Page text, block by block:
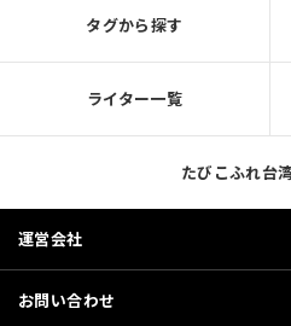
タグから探す
ライター一覧
たびこふれ台
運営会社
お問い合わせ